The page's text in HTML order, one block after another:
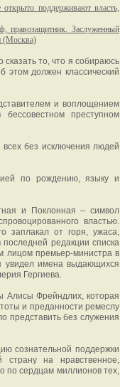
поддерживают власть,
правозащитник. Заслуженный
(Москва)
то, что я собираюсь
этом должен классический
и воплощением
преступном
без исключения людей
по рождению, языку и
и Поклонная – символ
властью.
заплакал от горя, ужаса,
редакции списка
премьер-министра в
увидел имена выдающихся
Гергиева.
Алисы Фрейндлих, которая
и преданности ремеслу
представить без служения
сознательной поддержки
страну на нравственное,
по сердцам миллионов тех,